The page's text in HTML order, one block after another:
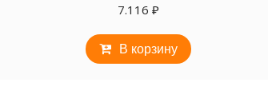
7.116 ₽
В корзину